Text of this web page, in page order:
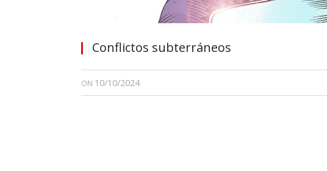
Conflictos subterráneos
ON 10/10/2024